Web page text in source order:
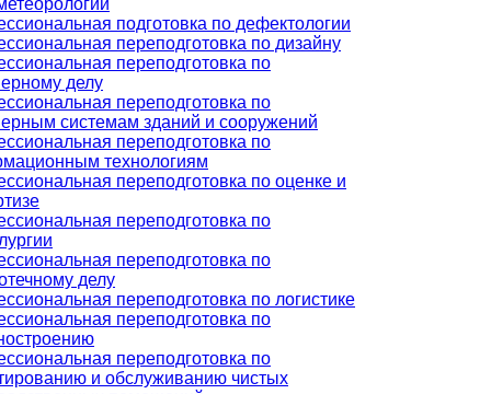
подготовка по дефектологии
переподготовка по дизайну
переподготовка по
делу
переподготовка по
системам зданий и сооружений
переподготовка по
технологиям
переподготовка по оценке и
переподготовка по
переподготовка по
делу
переподготовка по логистике
переподготовка по
переподготовка по
и обслуживанию чистых